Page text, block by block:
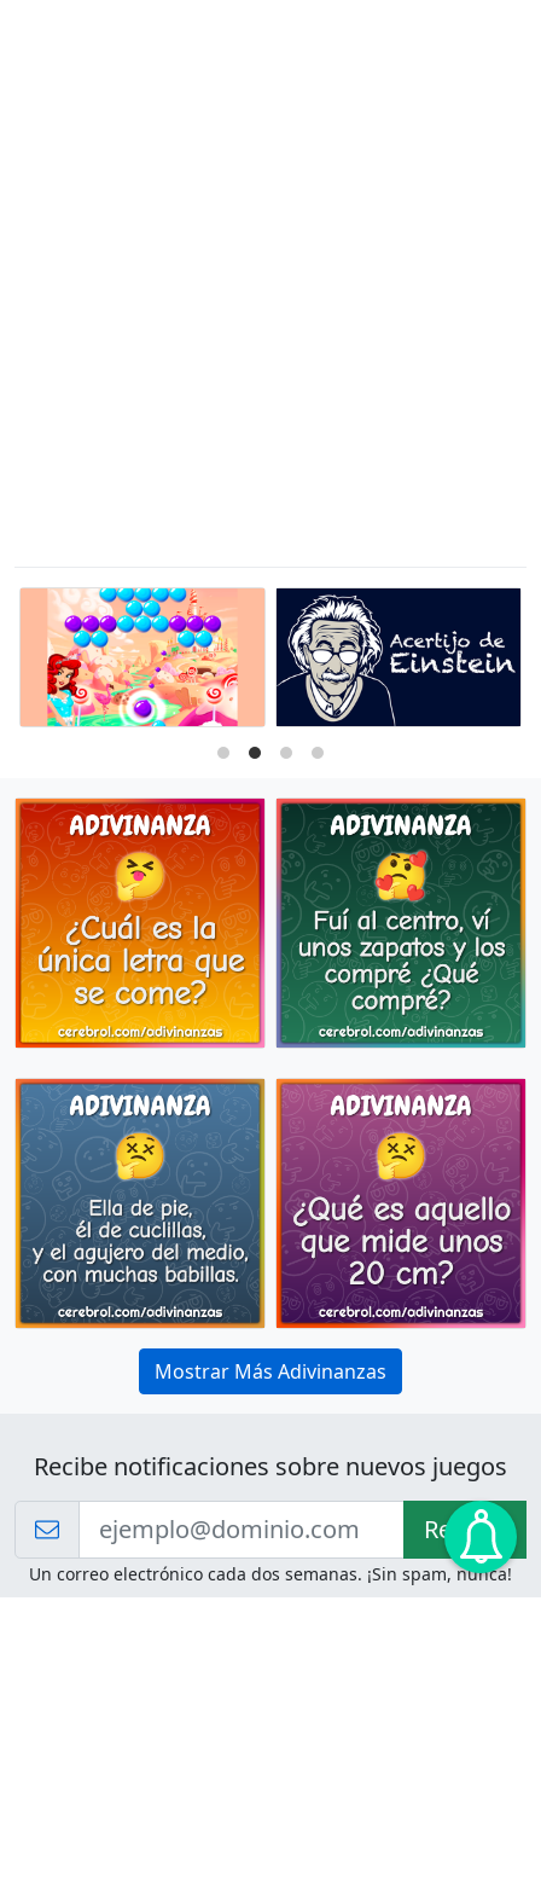
Mostrar Más Adivinanzas
Recibe notificaciones sobre nuevos juegos
Recibir!
Un correo electrónico cada dos semanas. ¡Sin spam, nunca!